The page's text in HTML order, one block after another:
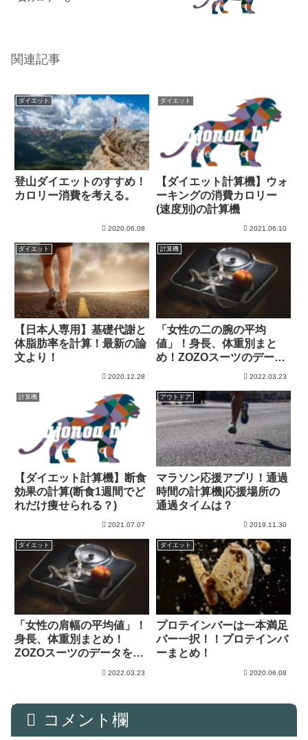
関連記事
ダイエット
登山ダイエットのすすめ！
カロリー消費を考える。
2020.06.08
ダイエット
【ダイエット計算機】ウォ
ーキングの消費カロリー
(速度別)の計算機
2021.06.10
ダイエット
【日本人専用】基礎代謝と
体脂肪率を計算！最新の論
文より！
2020.12.28
計算機
「女性の二の腕の平均
値」！身長、体重別まと
め！ZOZOスーツのデータ
2022.03.23
計算機
【ダイエット計算機】断食
効果の計算(断食1週間でど
れだけ痩せられる？)
2021.07.07
アウトドア
マラソン応援アプリ！通過
時間の計算機|応援場所の
通過タイムは？
2019.11.30
ダイエット
「女性の肩幅の平均値」！
身長、体重別まとめ！
ZOZOスーツのデータを分
2022.03.23
ダイエット
プロテインバーは一本満足
バー一択！！プロテインバ
ーまとめ！
2020.06.08
コメント欄